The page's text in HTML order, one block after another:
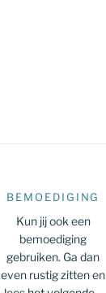
BEMOEDIGING
Kun jij ook een
bemoediging
gebruiken. Ga dan
even rustig zitten en